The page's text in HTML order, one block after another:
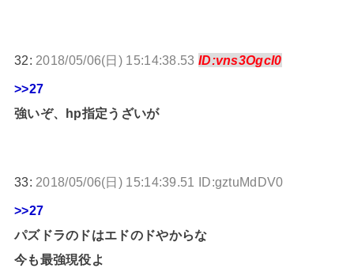
32: 2018/05/06(日) 15:14:38.53 ID:vns3OgcI0
>>27
強いぞ、hp指定うざいが
33: 2018/05/06(日) 15:14:39.51 ID:gztuMdDV0
>>27
パズドラのドはエドのドやからな
今も最強現役よ